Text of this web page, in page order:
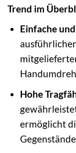
Trend im
Einfache
Hohe
ermöglicht